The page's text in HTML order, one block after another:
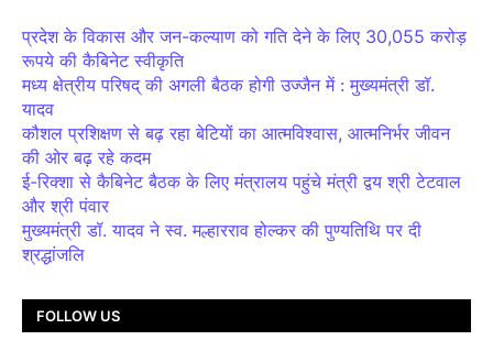
प्रदेश के विकास और जन-कल्याण को गति देने के लिए 30,055 करोड़
रूपये की कैबिनेट स्वीकृति
मध्य क्षेत्रीय परिषद् की अगली बैठक होगी उज्जैन में : मुख्यमंत्री डॉ.
यादव
कौशल प्रशिक्षण से बढ़ रहा बेटियों का आत्मविश्वास, आत्मनिर्भर जीवन
की ओर बढ़ रहे कदम
ई-रिक्शा से कैबिनेट बैठक के लिए मंत्रालय पहुंचे मंत्री द्वय श्री टेटवाल
और श्री पंवार
मुख्यमंत्री डॉ. यादव ने स्व. मल्हारराव होल्कर की पुण्यतिथि पर दी
श्रद्धांजलि
FOLLOW US